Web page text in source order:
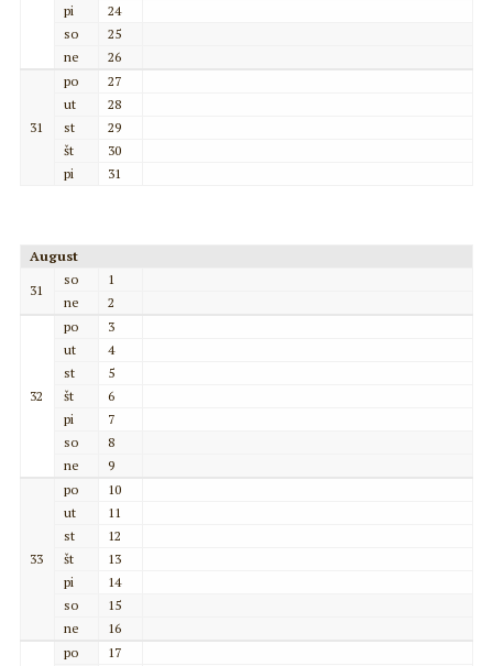
pi
24
so
25
ne
26
31
po
27
ut
28
st
29
št
30
pi
31
August
31
so
1
ne
2
32
po
3
ut
4
st
5
št
6
pi
7
so
8
ne
9
33
po
10
ut
11
st
12
št
13
pi
14
so
15
ne
16
po
17